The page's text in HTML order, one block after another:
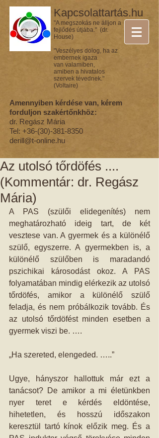
Kapcsolattartás.hu
"A megszokás ne álljon a
fejlődés útjába." (dr.
House)
"Veszélyes dolog, ha az
embernek igaza
van valamiben,
amiben a hivatalos
szervek tévednek."
(Voltaire)
Amennyiben kérdése van, kérem
forduljon szakértőnkhöz:
dr. Regász Mária
Tel: +36-(30)-381-8350
derill@t-online.hu
Az utolsó tőrdöfés ....
(Kommentár: dr. Regász
Mária)
A PAS (szülői elidegenítés) nem
meghatározható ideig tart, de két
vesztese van. A gyermek és a különélő
szülő, egyszerre. A gyermekben is, a
különélő szülőben is maradandó
pszichikai károsodást okoz. A PAS
folyamatában mindig elérkezik az utolsó
tőrdöfés, amikor a különélő szülő
feladja, és nem próbálkozik tovább. És
az utolsó tőrdöfést minden esetben a
gyermek viszi be. ….
„Ha szereted, elengeded. …..”
Ugye, hányszor hallottuk már ezt a
tanácsot? De amikor a mi életünkben
nyer teret e kérdés eldöntése,
hihetetlen, és hosszú időszakon
keresztül tartó kínok előzik meg. És a